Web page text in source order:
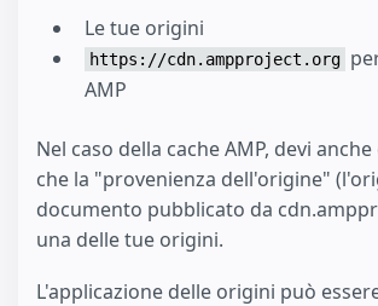
Le tue origini
https://cdn.ampproject.org
AMP
Nel caso della cache AMP, devi
che la "provenienza dell'origine"
documento pubblicato da
una delle tue origini.
L'applicazione delle origini può